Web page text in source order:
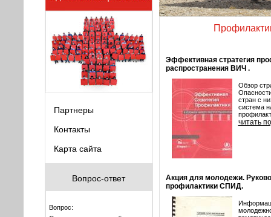
Партнеры
Контакты
Карта сайта
Вопрос-ответ
Вопрос:
Эффективная стратегия
распространения ВИЧ .
Обзор
стран с
система
читать
Акция для молодежи.
профилактики СПИД.